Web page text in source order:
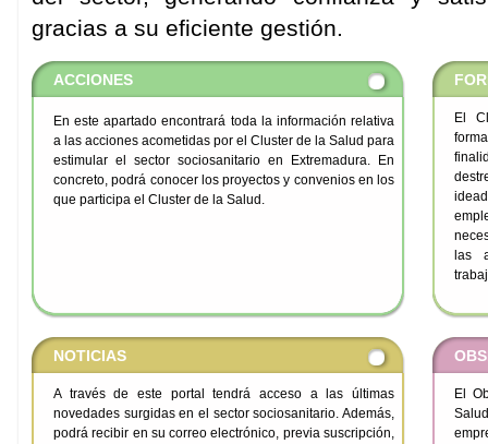
gracias a su eficiente gestión.
ACCIONES
En este apartado encontrará toda la información relativa
a las acciones acometidas por el Cluster de la Salud para
estimular el sector sociosanitario en Extremadura. En
concreto, podrá conocer los proyectos y convenios en los
que participa el Cluster de la Salud.
El
las
NOTICIAS
A través de este portal tendrá acceso a las últimas
novedades surgidas en el sector sociosanitario. Además,
podrá recibir en su correo electrónico, previa suscripción,
El